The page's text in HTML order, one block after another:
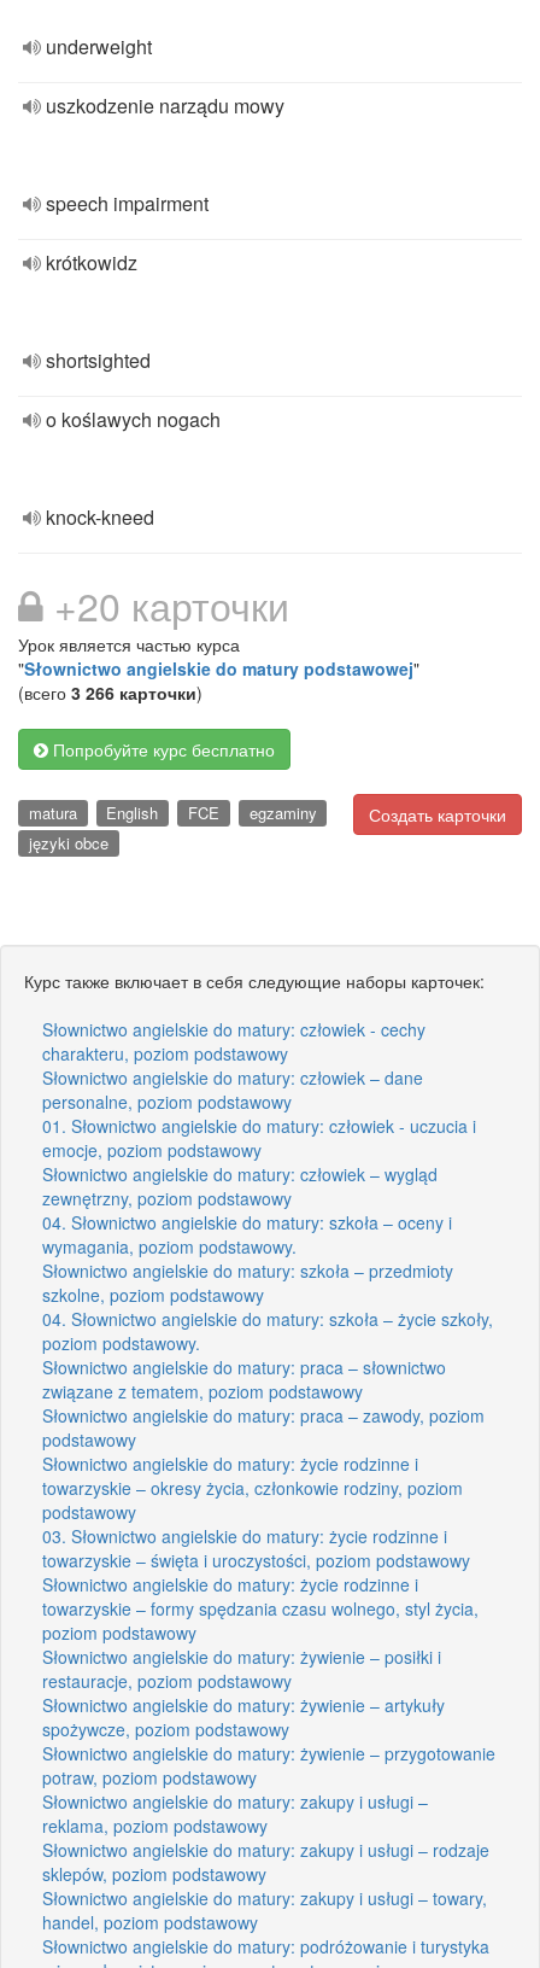
underweight
uszkodzenie narządu mowy
speech impairment
krótkowidz
shortsighted
o koślawych nogach
knock-kneed
+20 карточки
Урок является частью курса
"Słownictwo angielskie do matury podstawowej"
(всего 3 266 карточки)
Попробуйте курс бесплатно
Создать карточки
matura English FCE
egzaminy
języki obce
Курс также включает в себя следующие наборы карточек:
Słownictwo angielskie do matury: człowiek - cechy
charakteru, poziom podstawowy
Słownictwo angielskie do matury: człowiek – dane
personalne, poziom podstawowy
01. Słownictwo angielskie do matury: człowiek - uczucia i
emocje, poziom podstawowy
Słownictwo angielskie do matury: człowiek – wygląd
zewnętrzny, poziom podstawowy
04. Słownictwo angielskie do matury: szkoła – oceny i
wymagania, poziom podstawowy.
Słownictwo angielskie do matury: szkoła – przedmioty
szkolne, poziom podstawowy
04. Słownictwo angielskie do matury: szkoła – życie szkoły,
poziom podstawowy.
Słownictwo angielskie do matury: praca – słownictwo
związane z tematem, poziom podstawowy
Słownictwo angielskie do matury: praca – zawody, poziom
podstawowy
Słownictwo angielskie do matury: życie rodzinne i
towarzyskie – okresy życia, członkowie rodziny, poziom
podstawowy
03. Słownictwo angielskie do matury: życie rodzinne i
towarzyskie – święta i uroczystości, poziom podstawowy
Słownictwo angielskie do matury: życie rodzinne i
towarzyskie – formy spędzania czasu wolnego, styl życia,
poziom podstawowy
Słownictwo angielskie do matury: żywienie – posiłki i
restauracje, poziom podstawowy
Słownictwo angielskie do matury: żywienie – artykuły
spożywcze, poziom podstawowy
Słownictwo angielskie do matury: żywienie – przygotowanie
potraw, poziom podstawowy
Słownictwo angielskie do matury: zakupy i usługi –
reklama, poziom podstawowy
Słownictwo angielskie do matury: zakupy i usługi – rodzaje
sklepów, poziom podstawowy
Słownictwo angielskie do matury: zakupy i usługi – towary,
handel, poziom podstawowy
Słownictwo angielskie do matury: podróżowanie i turystyka